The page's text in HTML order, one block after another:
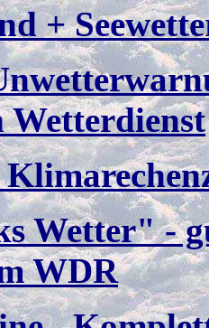
+
Wetterdienst
Wetter" -
WDR